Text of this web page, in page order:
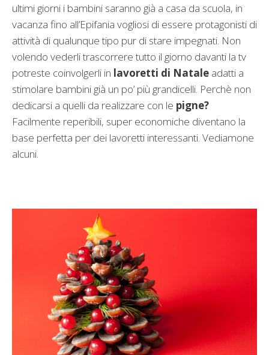
ultimi giorni i bambini saranno già a casa da scuola, in
vacanza fino all’Epifania vogliosi di essere protagonisti di
attività di qualunque tipo pur di stare impegnati. Non
volendo vederli trascorrere tutto il giorno davanti la tv
potreste coinvolgerli in lavoretti di Natale adatti a
stimolare bambini già un po’ più grandicelli. Perchè non
dedicarsi a quelli da realizzare con le pigne?
Facilmente reperibili, super economiche diventano la
base perfetta per dei lavoretti interessanti. Vediamone
alcuni.